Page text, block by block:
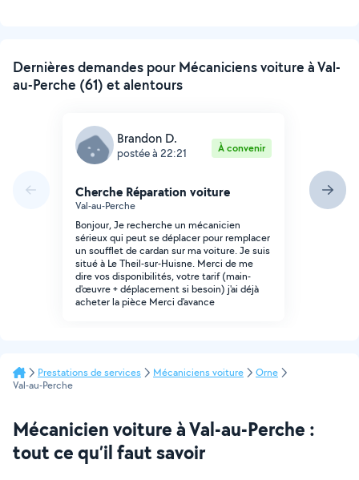
Dernières demandes pour Mécaniciens voiture à Val-
au-Perche (61) et alentours
Brandon D.
postée à 22:21 À convenir
Cherche Réparation voiture
Val-au-Perche
Bonjour, Je recherche un mécanicien
sérieux qui peut se déplacer pour remplacer
un soufflet de cardan sur ma voiture. Je suis
situé à Le Theil-sur-Huisne. Merci de me
dire vos disponibilités, votre tarif (main-
d'œuvre + déplacement si besoin) j'ai déjà
acheter la pièce Merci d'avance
Prestations de services Mécaniciens voiture
Orne
Val-au-Perche
Mécanicien voiture à Val-au-Perche :
tout ce qu’il faut savoir